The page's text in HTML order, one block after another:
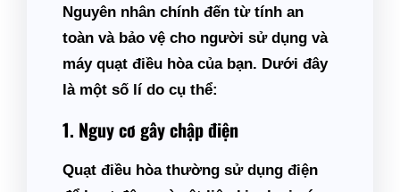
Nguyên nhân chính đến từ tính an
toàn và bảo vệ cho người sử dụng và
máy quạt điều hòa của bạn. Dưới đây
là một số lí do cụ thể:
1. Nguy cơ gây chập điện
Quạt điều hòa thường sử dụng điện